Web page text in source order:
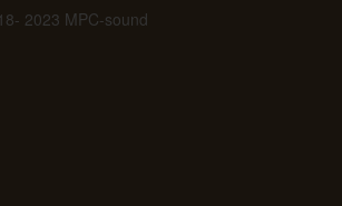
2023 MPC-sound